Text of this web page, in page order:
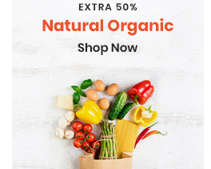
Piena , augu tauki un olas produkti
Proteīnu batoniņi
Saldētā pārtika
Skaistumam un veselībai
Speciālā pārtika
Sporta uzturs